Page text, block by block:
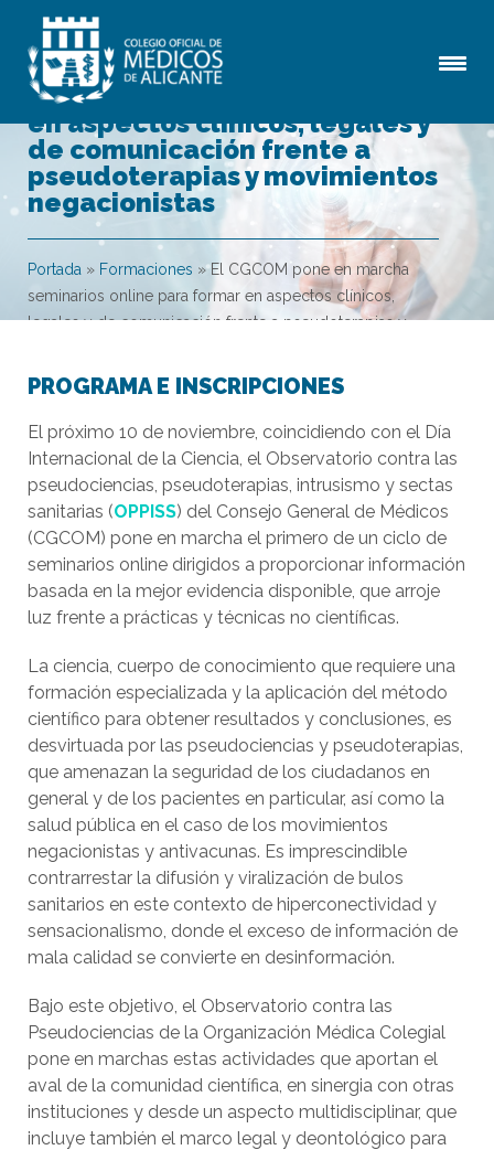
El CGCOM pone en marcha
seminarios online para formar
en aspectos clínicos, legales y
de comunicación frente a
pseudoterapias y movimientos
negacionistas
Portada » Formaciones »El CGCOM pone en marcha
seminarios online para formar en aspectos clínicos,
legales y de comunicación frente a pseudoterapias y
PROGRAMA E INSCRIPCIONES
El próximo 10 de noviembre, coincidiendo con el Día
Internacional de la Ciencia, el Observatorio contra las
pseudociencias, pseudoterapias, intrusismo y sectas
sanitarias (OPPISS) del Consejo General de Médicos
(CGCOM) pone en marcha el primero de un ciclo de
seminarios online dirigidos a proporcionar información
basada en la mejor evidencia disponible, que arroje
luz frente a prácticas y técnicas no científicas.
La ciencia, cuerpo de conocimiento que requiere una
formación especializada y la aplicación del método
científico para obtener resultados y conclusiones, es
desvirtuada por las pseudociencias y pseudoterapias,
que amenazan la seguridad de los ciudadanos en
general y de los pacientes en particular, así como la
salud pública en el caso de los movimientos
negacionistas y antivacunas. Es imprescindible
contrarrestar la difusión y viralización de bulos
sanitarios en este contexto de hiperconectividad y
sensacionalismo, donde el exceso de información de
mala calidad se convierte en desinformación.
Bajo este objetivo, el Observatorio contra las
Pseudociencias de la Organización Médica Colegial
pone en marchas estas actividades que aportan el
aval de la comunidad científica, en sinergia con otras
instituciones y desde un aspecto multidisciplinar, que
incluye también el marco legal y deontológico para